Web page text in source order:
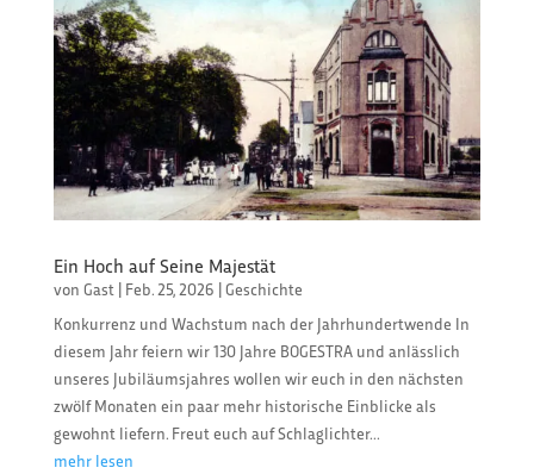
Ein Hoch auf Seine Majestät
von Gast | Feb. 25, 2026 |Geschichte
Konkurrenz und Wachstum nach der Jahrhundertwende In
diesem Jahr feiern wir 130 Jahre BOGESTRA und anlässlich
unseres Jubiläumsjahres wollen wir euch in den nächsten
zwölf Monaten ein paar mehr historische Einblicke als
gewohnt liefern. Freut euch auf Schlaglichter...
mehr lesen